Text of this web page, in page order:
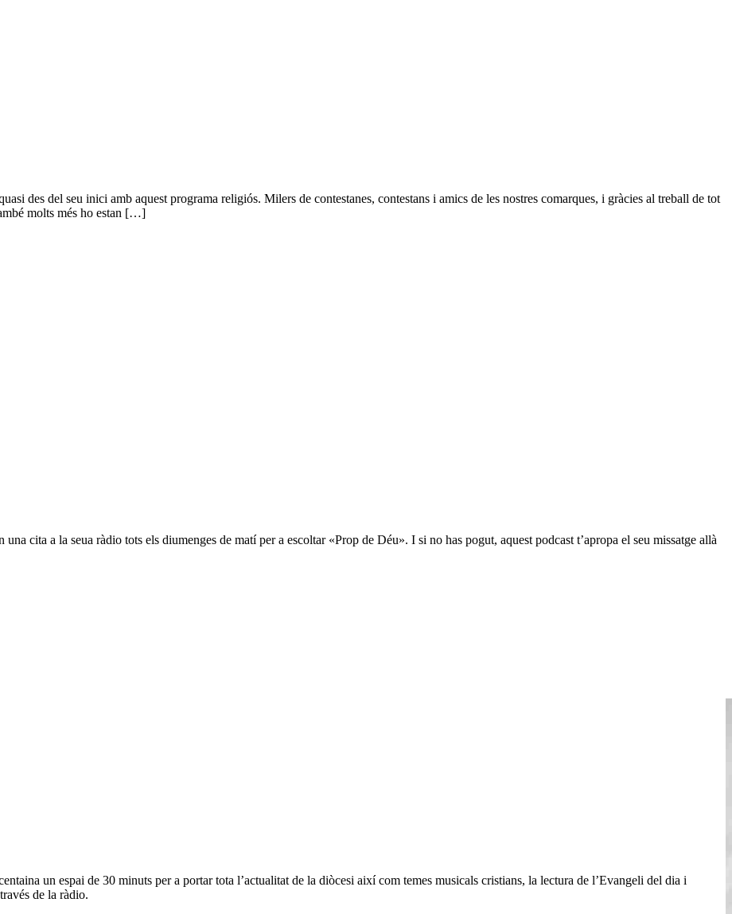
des del seu inici amb aquest programa religiós. Milers de contestanes, contestans i amics de les nostres comarques, i gràcies al treball de tot
molts més ho estan […]
cita a la seua ràdio tots els diumenges de matí per a escoltar «Prop de Déu». I si no has pogut, aquest podcast t’apropa el seu missatge allà
un espai de 30 minuts per a portar tota l’actualitat de la diòcesi així com temes musicals cristians, la lectura de l’Evangeli del dia i
de la ràdio.